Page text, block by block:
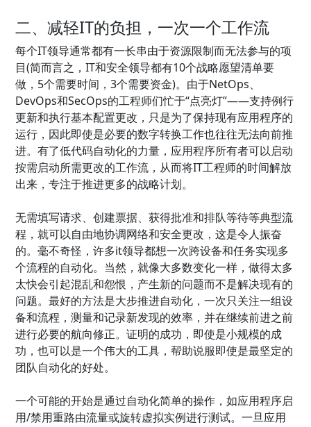
二、减轻IT的负担，一次一个工作流
每个IT领导通常都有一长串由于资源限制而无法参与的项
目(简而言之，IT和安全领导都有10个战略愿望清单要
做，5个需要时间，3个需要资金)。由于NetOps、
DevOps和SecOps的工程师们忙于“点亮灯”——支持例行
更新和执行基本配置更改，只是为了保持现有应用程序的
运行，因此即使是必要的数字转换工作也往往无法向前推
进。有了低代码自动化的力量，应用程序所有者可以启动
按需启动所需更改的工作流，从而将IT工程师的时间解放
出来，专注于推进更多的战略计划。
无需填写请求、创建票据、获得批准和排队等待等典型流
程，就可以自由地协调网络和安全更改，这是令人振奋
的。毫不奇怪，许多it领导都想一次跨设备和任务实现多
个流程的自动化。当然，就像大多数变化一样，做得太多
太快会引起混乱和怨恨，产生新的问题而不是解决现有的
问题。最好的方法是大步推进自动化，一次只关注一组设
备和流程，测量和记录新发现的效率，并在继续前进之前
进行必要的航向修正。证明的成功，即使是小规模的成
功，也可以是一个伟大的工具，帮助说服即使是最坚定的
团队自动化的好处。
一个可能的开始是通过自动化简单的操作，如应用程序启
用/禁用重路由流量或旋转虚拟实例进行测试。一旦应用